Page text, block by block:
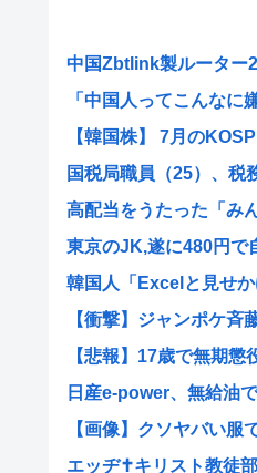
中国Zbtlink製ルーター
「中国人ってこんなに
【韓国株】 7月の
国税局職員（25）、税
高配当をうたった「み
東京のJK,遂に480円
韓国人「Excelと見せ
【衝撃】ジャンポケ斉
【悲報】17歳で無期
日産e-power、無給油
【画像】クソヤバい服
エッヂ✝️キリスト教徒部